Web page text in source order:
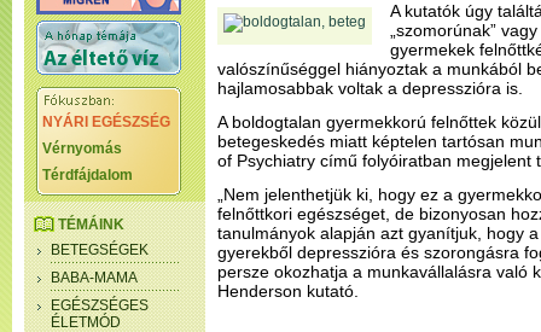
NYÁRI EGÉSZSÉG
Vérnyomás
Térdfájdalom
TÉMÁINK
BETEGSÉGEK
BABA-MAMA
EGÉSZSÉGES
ÉLETMÓD
A kutatók úgy
„szomorúnak”
gyermekek
valószínűséggel hiányoztak a munkából
hajlamosabbak voltak a depresszióra is.
A boldogtalan gyermekkorú felnőttek
betegeskedés miatt képtelen tartósan
of Psychiatry című folyóiratban megjelent
„Nem jelenthetjük ki, hogy ez a
felnőttkori egészséget, de bizonyosan
tanulmányok alapján azt gyanítjuk, hogy
gyerekből depresszióra és szorongásra
persze okozhatja a munkavállalásra való
Henderson kutató.